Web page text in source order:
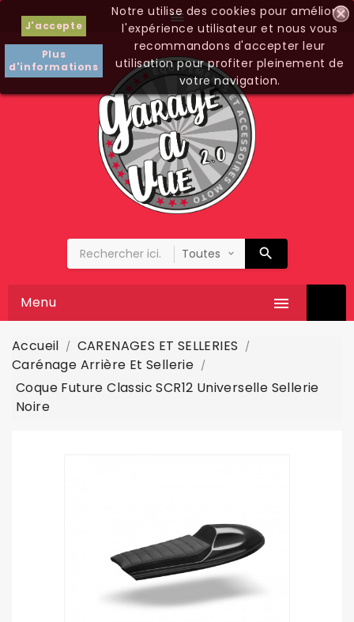

J'accepte
Plus
d'informations
Notre utilise des cookies pour améliorer
l'expérience utilisateur et nous vous
recommandons d'accepter leur
utilisation pour profiter pleinement de
votre navigation.

Menu
Accueil
CARENAGES ET SELLERIES
Carénage Arrière Et Sellerie
Coque Future Classic SCR12 Universelle Sellerie
Noire